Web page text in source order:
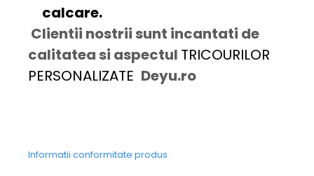
calcare.
Clientii nostrii sunt incantati de
calitatea si aspectul TRICOURILOR
PERSONALIZATE Deyu.ro
Informatii conformitate produs